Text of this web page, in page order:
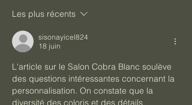
Les plus récents
sisonayicel824
18 juin
L'article sur le Salon Cobra Blanc soulève
des questions intéressantes concernant la
personnalisation. On constate que la
diversité des coloris et des détails